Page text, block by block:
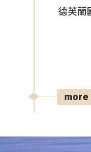
德芙蘭
more